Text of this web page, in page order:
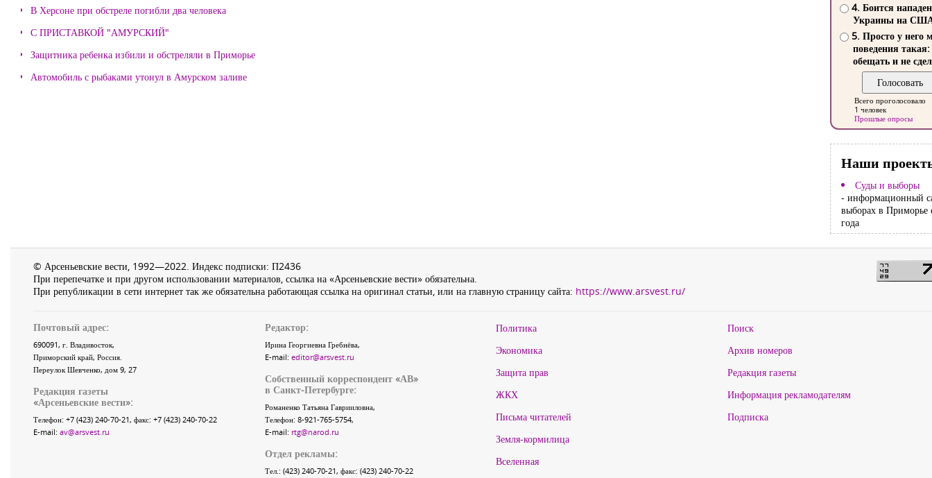
В Херсоне при обстреле погибли два человека
С ПРИСТАВКОЙ "АМУРСКИЙ"
Защитника ребенка избили и обстреляли в Приморье
Автомобиль с рыбаками утонул в Амурском заливе
4. Боится
Украины на
5. Просто у него
поведения такая:
обещать и не
Всего проголосовало
1 человек
Прошлые опросы
Наши
Суды и выборы
- информационный
выборах в Приморье
года
© Арсеньевские вести, 1992—2022. Индекс подписки: П2436
При перепечатке и при другом использовании материалов, ссылка на «Арсеньевские вести» обязательна.
При републикации в сети интернет так же обязательна работающая ссылка на оригинал статьи, или на главную страницу сайта: https://www.arsvest.ru/
Почтовый адрес:
690091, г. Владивосток,
Приморский край, Россия.
Переулок Шевченко, дом 9, 27
Редакция газеты
«Арсеньевские вести»:
Телефон: +7 (423) 240-70-21, факс: +7 (423) 240-70-22
E-mail: av@arsvest.ru
Редактор:
Ирина Георгиевна Гребнёва,
E-mail: editor@arsvest.ru
Собственный корреспондент «АВ»
в Санкт-Петербурге:
Романенко Татьяна Гаврииловна,
Телефон: 8-921-765-5754,
E-mail: rtg@narod.ru
Отдел рекламы:
Тел.: (423) 240-70-21, факс: (423) 240-70-22
Политика
Экономика
Защита прав
ЖКХ
Письма читателей
Земля-кормилица
Вселенная
Поиск
Архив номеров
Редакция газеты
Информация рекламодателям
Подписка